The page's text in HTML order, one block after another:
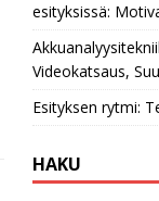
esityksissä:
Videokatsaus,
Esityksen rytmi:
HAKU